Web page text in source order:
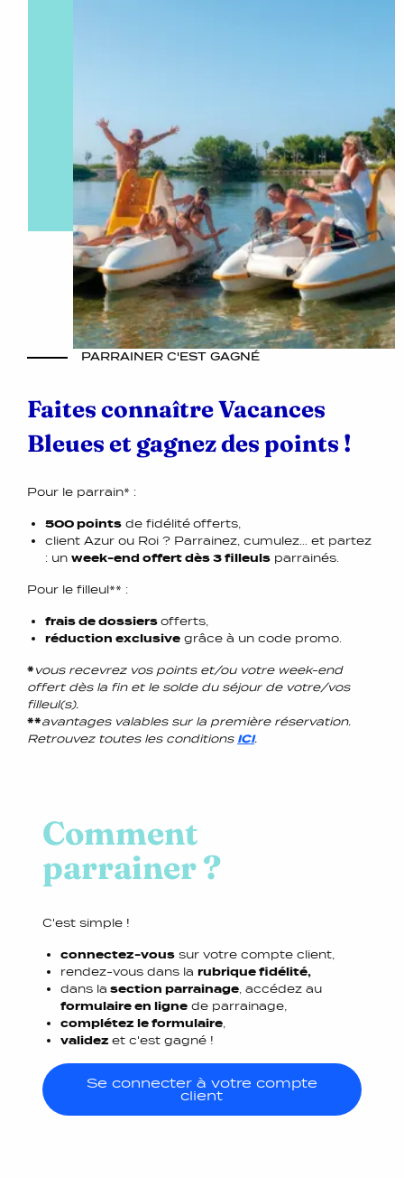
PARRAINER C'EST GAGNÉ
Faites connaître Vacances
Bleues et gagnez des points !
Pour le parrain* :
500 points de fidélité offerts,
client Azur ou Roi ? Parrainez, cumulez… et partez
: un week-end offert dès 3 filleuls parrainés.
Pour le filleul** :
frais de dossiers offerts,
réduction exclusive grâce à un code promo.
* vous recevrez vos points et/ou votre week-end
offert dès la fin et le solde du séjour de votre/vos
filleul(s).
**avantages valables sur la première réservation.
Retrouvez toutes les conditions ICI.
Comment
parrainer ?
C'est simple !
connectez-vous sur votre compte client,
rendez-vous dans larubrique fidélité,
dans la section parrainage, accédez au
formulaire en ligne de parrainage,
complétez le formulaire,
validezet c'est gagné !
Se connecter à votre compte
client